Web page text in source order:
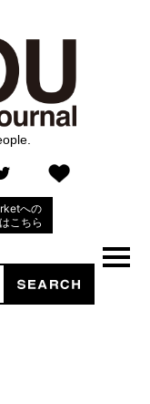
への
こちら